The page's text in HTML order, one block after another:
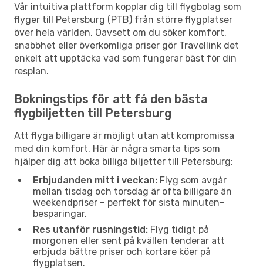
Vår intuitiva plattform kopplar dig till flygbolag som
flyger till Petersburg (PTB) från större flygplatser
över hela världen. Oavsett om du söker komfort,
snabbhet eller överkomliga priser gör Travellink det
enkelt att upptäcka vad som fungerar bäst för din
resplan.
Bokningstips för att få den bästa
flygbiljetten till Petersburg
Att flyga billigare är möjligt utan att kompromissa
med din komfort. Här är några smarta tips som
hjälper dig att boka billiga biljetter till Petersburg:
Erbjudanden mitt i veckan: Flyg som avgår
mellan tisdag och torsdag är ofta billigare än
weekendpriser – perfekt för sista minuten-
besparingar.
Res utanför rusningstid: Flyg tidigt på
morgonen eller sent på kvällen tenderar att
erbjuda bättre priser och kortare köer på
flygplatsen.